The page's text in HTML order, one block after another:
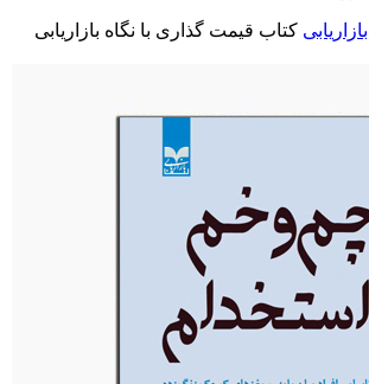
کتاب قیمت گذاری با نگاه بازاریابی